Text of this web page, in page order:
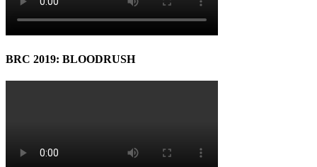
BRC 2019: BLOODRUSH